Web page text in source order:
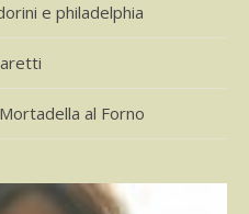
e philadelphia
al Forno